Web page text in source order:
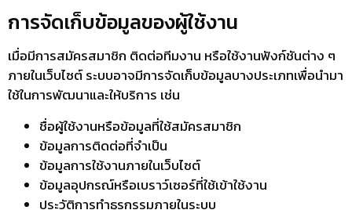
การจัดเก็บข้อมูลของผู้ใช้งาน
เมื่อมีการสมัครสมาชิก ติดต่อทีมงาน หรือใช้งานฟังก์ชันต่าง ๆ
ภายในเว็บไซต์ ระบบอาจมีการจัดเก็บข้อมูลบางประเภทเพื่อนำมา
ใช้ในการพัฒนาและให้บริการ เช่น
ชื่อผู้ใช้งานหรือข้อมูลที่ใช้สมัครสมาชิก
ข้อมูลการติดต่อที่จำเป็น
ข้อมูลการใช้งานภายในเว็บไซต์
ข้อมูลอุปกรณ์หรือเบราว์เซอร์ที่ใช้เข้าใช้งาน
ประวัติการทำธุรกรรมภายในระบบ